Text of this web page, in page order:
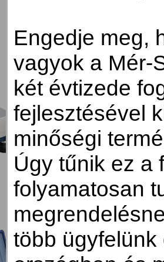
Engedje meg,
vagyok a Mér-
két évtizede
fejlesztésével
minőségi
Úgy tűnik ez a
folyamatosan
több